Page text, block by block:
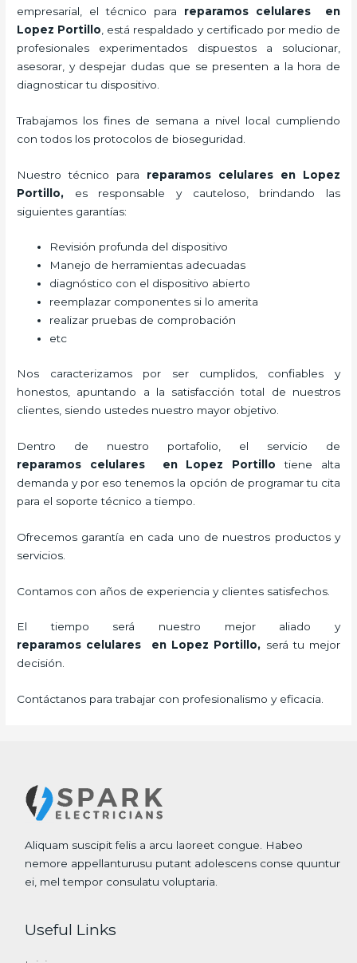
empresarial, el técnico para reparamos celulares en
Lopez Portillo , está respaldado y certificado por medio de
profesionales experimentados dispuestos a solucionar,
asesorar, y despejar dudas que se presenten a la hora de
diagnosticar tu dispositivo.
Trabajamos los fines de semana a nivel local cumpliendo
con todos los protocolos de bioseguridad.
Nuestro técnico para reparamos celularesen Lopez
Portillo, es responsable y cauteloso, brindando las
siguientes garantías:
Revisión profunda del dispositivo
Manejo de herramientas adecuadas
diagnóstico con el dispositivo abierto
reemplazar componentes si lo amerita
realizar pruebas de comprobación
etc
Nos caracterizamos por ser cumplidos, confiables y
honestos, apuntando a la satisfacción total de nuestros
clientes, siendo ustedes nuestro mayor objetivo.
Dentro de nuestro portafolio, el servicio de
reparamos celularesen Lopez Portillo tiene alta
demanda y por eso tenemos la opción de programar tu cita
para el soporte técnico a tiempo.
Ofrecemos garantía en cada uno de nuestros productos y
servicios.
Contamos con años de experiencia y clientes satisfechos.
El tiempo será nuestro mejor aliado y
reparamos celulares en Lopez Portillo, será tu mejor
decisión.
Contáctanos para trabajar con profesionalismo y eficacia.
Aliquam suscipit felis a arcu laoreet congue. Habeo
nemore appellanturusu putant adolescens conse quuntur
ei, mel tempor consulatu voluptaria.
Useful Links